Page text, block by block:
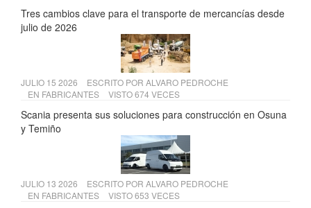
Tres cambios clave para el transporte de mercancías desde
julio de 2026
JULIO 15 2026 ESCRITO POR ALVARO PEDROCHE
EN FABRICANTES VISTO 674 VECES
Scania presenta sus soluciones para construcción en Osuna
y Temiño
JULIO 13 2026 ESCRITO POR ALVARO PEDROCHE
EN FABRICANTES VISTO 653 VECES